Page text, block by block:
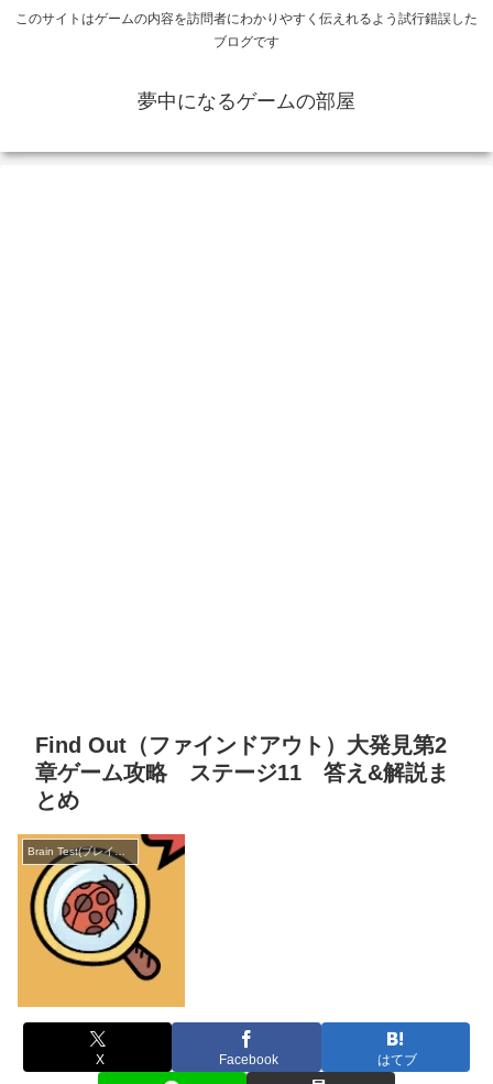
このサイトはゲームの内容を訪問者にわかりやすく伝えれるよう試行錯誤した
ブログです
夢中になるゲームの部屋
Find Out（ファインドアウト）大発見第2
章ゲーム攻略 ステージ11 答え&解説ま
とめ
Brain Test(ブレインテスト)
X Facebook はてブ